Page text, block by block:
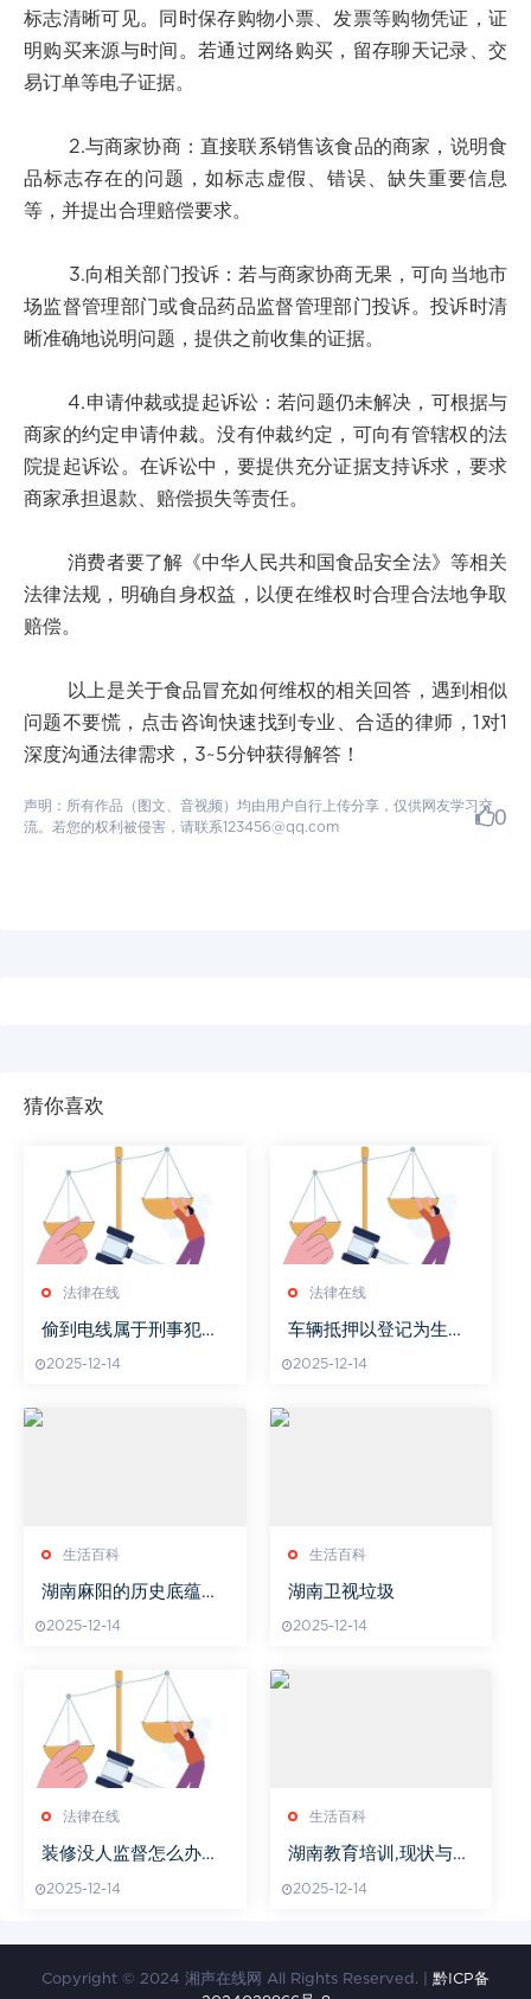
标志清晰可见。同时保存购物小票、发票等购物凭证，证
明购买来源与时间。若通过网络购买，留存聊天记录、交
易订单等电子证据。
2.与商家协商：直接联系销售该食品的商家，说明食
品标志存在的问题，如标志虚假、错误、缺失重要信息
等，并提出合理赔偿要求。
3.向相关部门投诉：若与商家协商无果，可向当地市
场监督管理部门或食品药品监督管理部门投诉。投诉时清
晰准确地说明问题，提供之前收集的证据。
4.申请仲裁或提起诉讼：若问题仍未解决，可根据与
商家的约定申请仲裁。没有仲裁约定，可向有管辖权的法
院提起诉讼。在诉讼中，要提供充分证据支持诉求，要求
商家承担退款、赔偿损失等责任。
消费者要了解《中华人民共和国食品安全法》等相关
法律法规，明确自身权益，以便在维权时合理合法地争取
赔偿。
以上是关于食品冒充如何维权的相关回答，遇到相似
问题不要慌，点击咨询快速找到专业、合适的律师，1对1
深度沟通法律需求，3~5分钟获得解答！
声明：所有作品（图文、音视频）均由用户自行上传分享，仅供网友学习交
流。若您的权利被侵害，请联系123456@qq.com
0
猜你喜欢
法律在线
偷到电线属于刑事犯罪
2025-12-14
法律在线
车辆抵押以登记为生效
2025-12-14
生活百科
湖南麻阳的历史底蕴与
现状解读
2025-12-14
生活百科
湖南卫视垃圾
2025-12-14
法律在线
装修没人监督怎么办投
2025-12-14
生活百科
湖南教育培训,现状与未
察
2025-12-14
Copyright © 2024 湘声在线网 All Rights Reserved. | 黔ICP备